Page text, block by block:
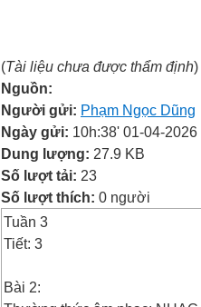
(Tài liệu chưa được thẩm định)
Nguồn:
Người gửi: Phạm Ngọc Dũng
Ngày gửi: 10h:38' 01-04-2026
Dung lượng: 27.9 KB
Số lượt tải: 23
Số lượt thích: 0 người
Tuần 3
Tiết: 3
Bài 2: